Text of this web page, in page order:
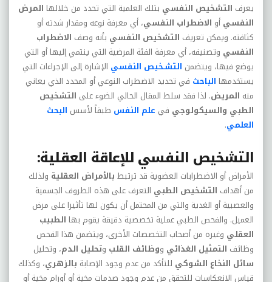
يعرف التشخيص النفسي بتلك العلمية التي تحدد من خلالها المرض
النفسيأو الاضطراب النفسي، أي معرفة نوعه ومقدار شدته أو
كثافته. ويمكن تعريف التشخيص النفسي بأنه وصف الاضطراب
النفسي وتصنيفه، أي معرفة الفئة المرضية التي ينتمي إليها أو التي
يوضع فيها، ويتضمن التشـخيص النفسي الإشارة إلى الإجراءات التي
يستخدمها الباحث في تحديد الاضطراب النوعي أو المحدد الذي يعاني
منه المريض. لذا فقد سلط المقال الحالي الضوء على التشخيص
الطبي والسيكولوجي في علم النفس طبقاً لأسس البحث
العلمي.
التشخيص النفسي للإعاقة العقلية:
الأمراض أو الاضطرابات العضوية قد ترتبط بالأمراض العقلية ولذلك
من أهداف التشخيص الطبي التعرف على هذه الظروف الجسمية
والعصبية أو الغدية والتي من المحتمل أن يكون لها تأثيرا على مرض
العميل. والفحص الطبي عملية تخصصية دقيقة يقوم بها الطبيب
العقلي وغيره من أصحاب التخصصات الأخرى، ويتضمن هذا الفحص
وظائف التمثيل الغذائي ووظائف القلب وتحليل الدم، وتحليل
سائل النخاع الشوكي للتأكد من عدم وجود الإصابة بالزهري، وكذلك
قياس الانعكاسات للتحقق من عدم وجود صدمات مخية أو أورام مخية أو